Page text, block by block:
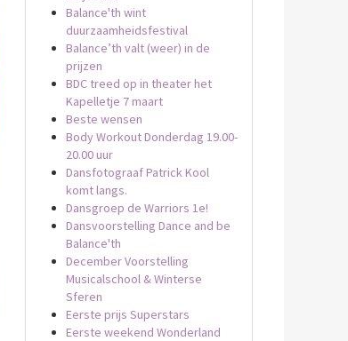
Balance'th wint
duurzaamheidsfestival
Balance’th valt (weer) in de
prijzen
BDC treed op in theater het
Kapelletje 7 maart
Beste wensen
Body Workout Donderdag 19.00-
20.00 uur
Dansfotograaf Patrick Kool
komt langs.
Dansgroep de Warriors 1e!
Dansvoorstelling Dance and be
Balance'th
December Voorstelling
Musicalschool & Winterse
Sferen
Eerste prijs Superstars
Eerste weekend Wonderland